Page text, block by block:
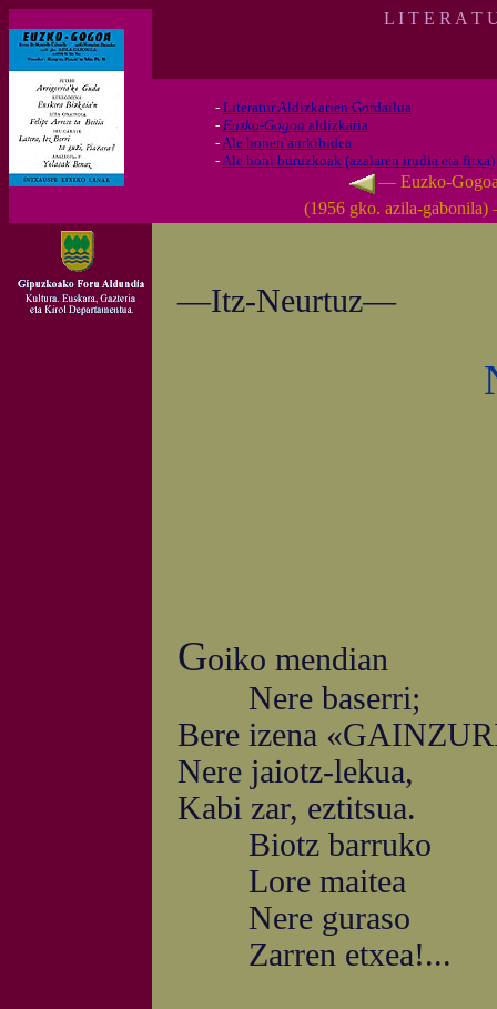
L I T E R A T
- Literatur Aldizkarien Gordailua
- Euzko-Gogoa aldizkaria
-Ale honen aurkibidea
-Ale honi buruzkoak (azalaren irudia eta fitxa)
— Euzko-
(1956 gko. azila-
—Itz-Neurtuz—
Goiko mendian
Nere baserri;
Bere izena
Nere jaiotz-lekua,
Kabi zar, eztitsua.
Biotz barruko
Lore maitea
Nere guraso
Zarren etxea!...